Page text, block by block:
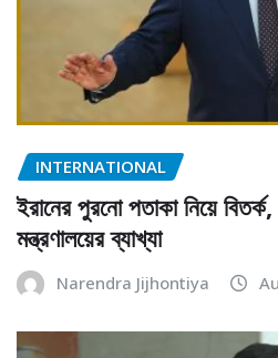
INTERNATIONAL
ইরানের পুরনো পতাকা নিয়ে বিতর্ক,
মন্ত্রণালয়ের ব্যাখ্যা
Narendra Jijhontiya